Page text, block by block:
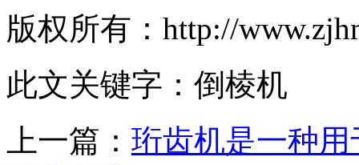
版权所有：http://
此文关键字： 倒棱机
上一篇： 珩齿机是一种